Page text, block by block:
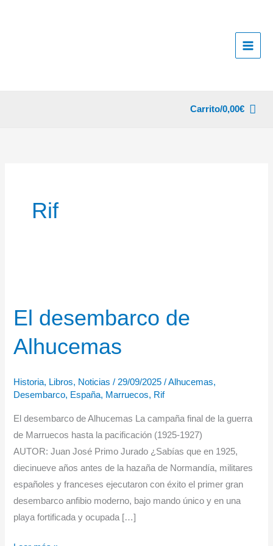
Carrito/0,00€
Rif
El desembarco de
Alhucemas
Historia, Libros, Noticias / 29/09/2025/Alhucemas,
Desembarco, España, Marruecos, Rif
El desembarco de Alhucemas La campaña final de la guerra
de Marruecos hasta la pacificación (1925-1927)
AUTOR: Juan José Primo Jurado ¿Sabías que en 1925,
diecinueve años antes de la hazaña de Normandía, militares
españoles y franceses ejecutaron con éxito el primer gran
desembarco anfibio moderno, bajo mando único y en una
playa fortificada y ocupada […]